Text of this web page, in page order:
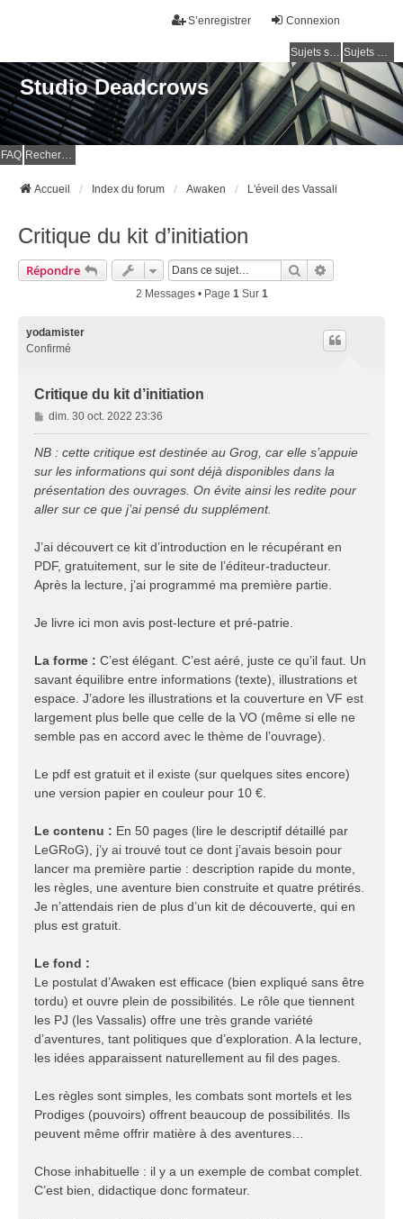
Connexion
S’enregistrer
Sujets sans réponse Sujets actifs
Studio Deadcrows
FAQ Rechercher
Accueil Index du forum Awaken L'éveil des Vassali
Critique du kit d’initiation
Répondre Rechercher
2 Messages • Page 1Sur 1
yodamister
Confirmé
Critique du kit d’initiation
M
e
s
a
g
e
dim. 30 oct. 2022 23:36
NB : cette critique est destinée au Grog, car elle s’appuie
sur les informations qui sont déjà disponibles dans la
présentation des ouvrages. On évite ainsi les redite pour
aller sur ce que j’ai pensé du supplément.
J’ai découvert ce kit d’introduction en le récupérant en
PDF, gratuitement, sur le site de l’éditeur-traducteur.
Après la lecture, j’ai programmé ma première partie.
Je livre ici mon avis post-lecture et pré-patrie.
La forme : C’est élégant. C’est aéré, juste ce qu’il faut. Un
savant équilibre entre informations (texte), illustrations et
espace. J’adore les illustrations et la couverture en VF est
largement plus belle que celle de la VO (même si elle ne
semble pas en accord avec le thème de l’ouvrage).
Le pdf est gratuit et il existe (sur quelques sites encore)
une version papier en couleur pour 10 €.
Le contenu : En 50 pages (lire le descriptif détaillé par
LeGRoG), j’y ai trouvé tout ce dont j’avais besoin pour
lancer ma première partie : description rapide du monte,
les règles, une aventure bien construite et quatre prétirés.
Je n’attendais rien de plus d’un kit de découverte, qui en
plus est gratuit.
Le fond :
Le postulat d’Awaken est efficace (bien expliqué sans être
tordu) et ouvre plein de possibilités. Le rôle que tiennent
les PJ (les Vassalis) offre une très grande variété
d’aventures, tant politiques que d’exploration. A la lecture,
les idées apparaissent naturellement au fil des pages.
Les règles sont simples, les combats sont mortels et les
Prodiges (pouvoirs) offrent beaucoup de possibilités. Ils
peuvent même offrir matière à des aventures…
Chose inhabituelle : il y a un exemple de combat complet.
C’est bien, didactique donc formateur.